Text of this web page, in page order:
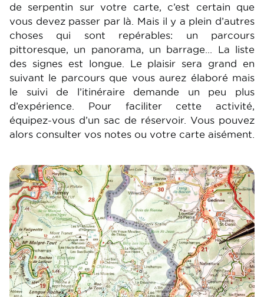
de serpentin sur votre carte, c’est certain que
vous devez passer par là. Mais il y a plein d’autres
choses qui sont repérables: un parcours
pittoresque, un panorama, un barrage… La liste
des signes est longue. Le plaisir sera grand en
suivant le parcours que vous aurez élaboré mais
le suivi de l’itinéraire demande un peu plus
d’expérience. Pour faciliter cette activité,
équipez-vous d’un sac de réservoir. Vous pouvez
alors consulter vos notes ou votre carte aisément.
Image